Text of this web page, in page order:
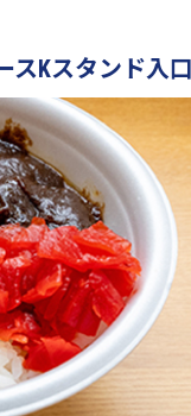
Kスタンド入